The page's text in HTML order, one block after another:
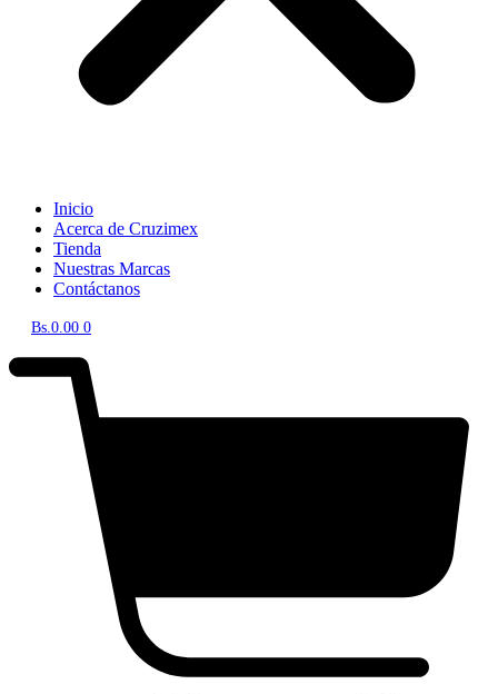
Inicio
Acerca de Cruzimex
Tienda
Nuestras Marcas
Contáctanos
Bs.0.00 0